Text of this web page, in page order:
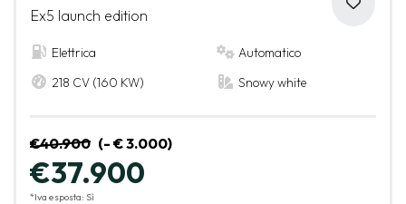
Ex5 launch edition
Elettrica
Automatico
218 CV (160 KW)
Snowy white
€40.900 (- € 3.000)
€37.900
*Iva esposta: Sì